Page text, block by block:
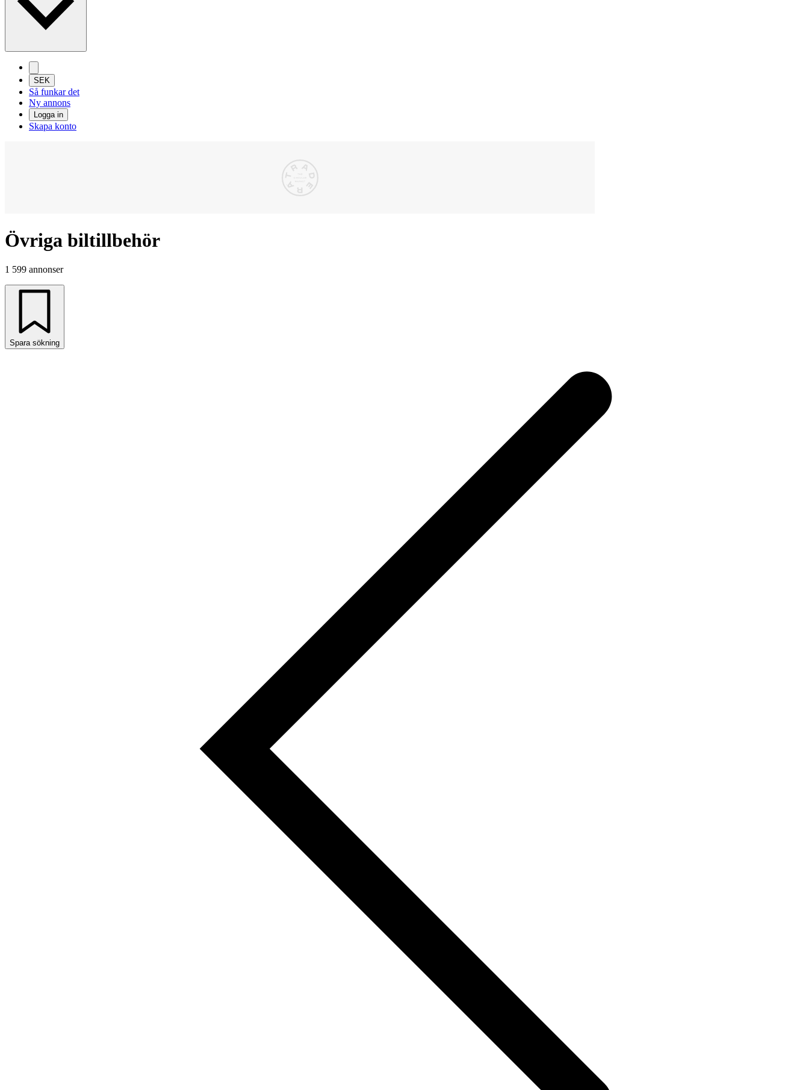
SEK
Så funkar det
Ny annons
Logga in
Skapa konto
Övriga biltillbehör
1 599 annonser
Spara sökning